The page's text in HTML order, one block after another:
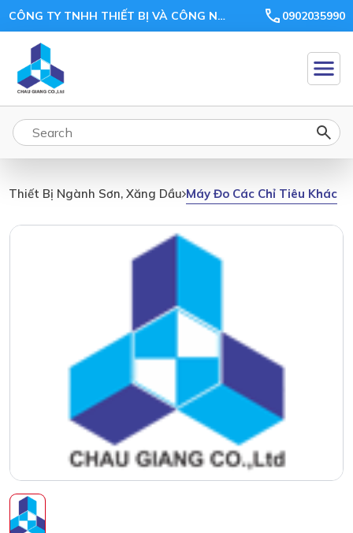
CÔNG TY TNHH THIẾT BỊ VÀ CÔNG NGHỆ CHÂU GIANG 0902035990
Thiết Bị Ngành Sơn, Xăng Dầu Máy Đo Các Chỉ Tiêu Khác